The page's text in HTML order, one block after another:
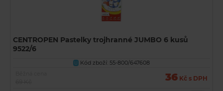
CENTROPEN Pastelky trojhranné JUMBO 6 kusů
9522/6
U
Kód zboží: 55-800/647608
36 Kč s DPH